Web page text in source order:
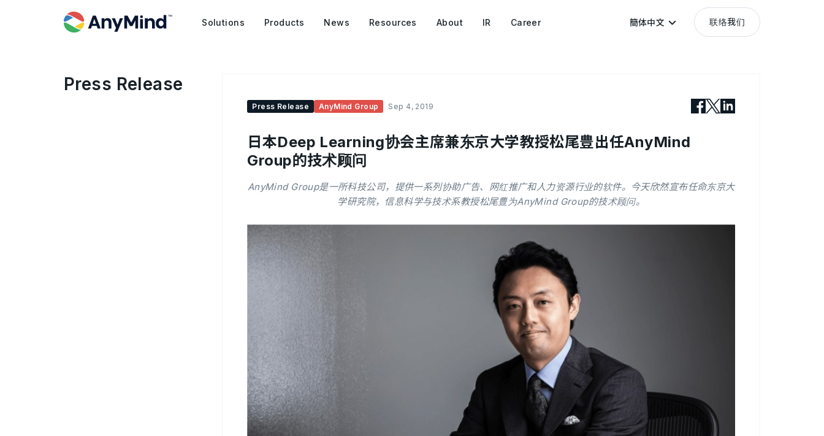
Solutions Products News Resources About IR Career 簡体中文 联络我们
Press Release
Press Release AnyMind Group Sep 4, 2019
日本Deep Learning协会主席兼东京大学教授松尾豊出任AnyMind
Group的技术顾问
AnyMind Group是一所科技公司，提供一系列协助广告、网红推广和人力资源行业的软件。今天欣然宣布任命东京大
学研究院，信息科学与技术系教授松尾豊为AnyMind Group的技术顾问。